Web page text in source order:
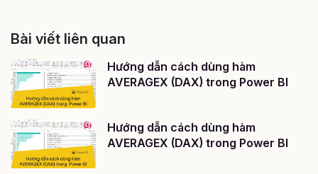
Bài viết liên quan
Hướng dẫn cách dùng hàm
AVERAGEX (DAX) trong Power BI
Hướng dẫn cách dùng hàm
AVERAGEX (DAX) trong Power BI